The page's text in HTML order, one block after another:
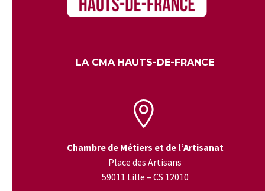
LA CMA HAUTS-DE-FRANCE


Chambre de Métiers et de l’Artisanat
Place des Artisans
59011 Lille – CS 12010